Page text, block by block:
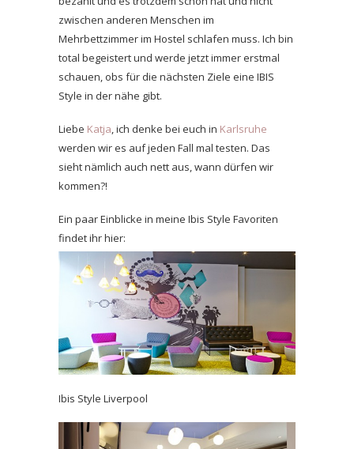
zwischen anderen Menschen im
Mehrbettzimmer im Hostel schlafen muss. Ich bin
total begeistert und werde jetzt immer erstmal
schauen, obs für die nächsten Ziele eine IBIS
Style in der nähe gibt.
Liebe Katja, ich denke bei euch in Karlsruhe
werden wir es auf jeden Fall mal testen. Das
sieht nämlich auch nett aus, wann dürfen wir
kommen?!
Ein paar Einblicke in meine Ibis Style Favoriten
findet ihr hier:
Ibis Style Liverpool